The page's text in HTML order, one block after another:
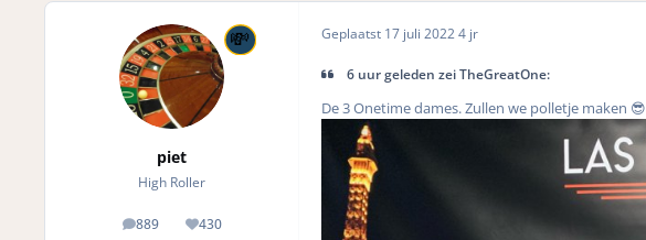
piet
High Roller
889
posts 430
Reputation
Geplaatst 17 juli 20224 jr
6 uur geleden zei TheGreatOne:
De 3 Onetime dames. Zullen we polletje maken 😎